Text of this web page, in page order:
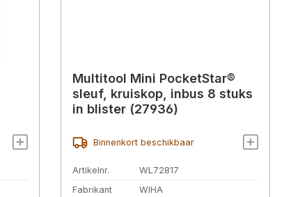
Multitool Mini PocketStar®
sleuf, kruiskop, inbus 8 stuks
in blister (27936)
Binnenkort beschikbaar
Artikelnr.
WL72817
Fabrikant
WIHA